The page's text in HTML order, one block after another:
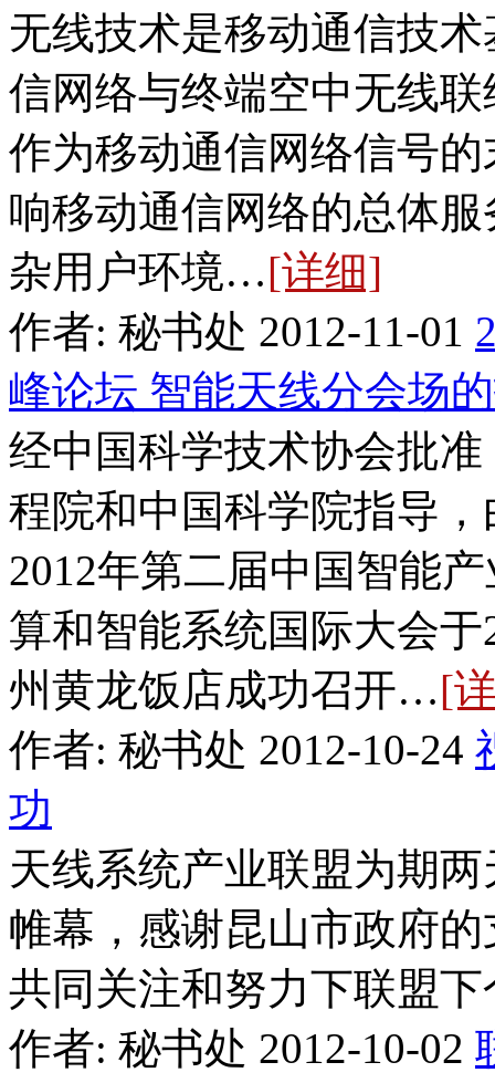
无线技术是移动通信技
信网络与终端空中无线
作为移动通信网络信号
响移动通信网络的总体
杂用户环境…[详细]
作者: 秘书处 2012-11-01
峰论坛 智能天线分会场
经中国科学技术协会批
程院和中国科学院指导
2012年第二届中国智能
算和智能系统国际大会于
州黄龙饭店成功召开…[
作者: 秘书处 2012-10-24
功
天线系统产业联盟为期
帷幕，感谢昆山市政府
共同关注和努力下联盟
作者: 秘书处 2012-10-02